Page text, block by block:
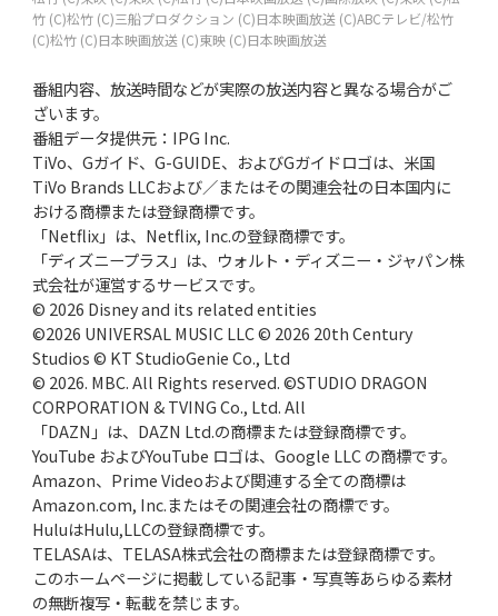
竹 (C)松竹 (C)三船プロダクション (C)日本映画放送 (C)ABCテレビ/松竹
(C)松竹 (C)日本映画放送 (C)東映 (C)日本映画放送
番組内容、放送時間などが実際の放送内容と異なる場合がご
ざいます。
番組データ提供元：IPG Inc.
TiVo、Gガイド、G-GUIDE、およびGガイドロゴは、米国
TiVo Brands LLCおよび／またはその関連会社の日本国内に
おける商標または登録商標です。
「Netflix」は、Netflix, Inc.の登録商標です。
「ディズニープラス」は、ウォルト・ディズニー・ジャパン株
式会社が運営するサービスです。
© 2026 Disney and its related entities
©2026 UNIVERSAL MUSIC LLC © 2026 20th Century
Studios © KT StudioGenie Co., Ltd
© 2026. MBC. All Rights reserved. ©STUDIO DRAGON
CORPORATION & TVING Co., Ltd. All
「DAZN」は、DAZN Ltd.の商標または登録商標です。
YouTube およびYouTube ロゴは、Google LLC の商標です。
Amazon、Prime Videoおよび関連する全ての商標は
Amazon.com, Inc.またはその関連会社の商標です。
HuluはHulu,LLCの登録商標です。
TELASAは、TELASA株式会社の商標または登録商標です。
このホームページに掲載している記事・写真等あらゆる素材
の無断複写・転載を禁じます。